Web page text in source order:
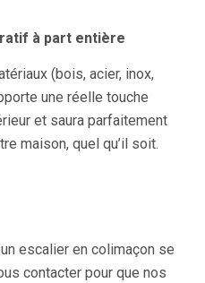
à part entière
(bois, acier, inox,
une réelle touche
et saura parfaitement
maison, quel qu’il soit.
escalier en colimaçon se
contacter pour que nos